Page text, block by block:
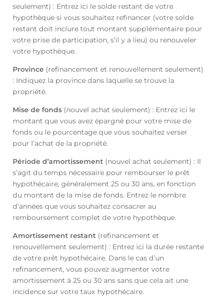
seulement) : Entrez ici le solde restant de votre
hypothèque si vous souhaitez refinancer (votre solde
restant doit inclure tout montant supplémentaire pour
votre prise de participation, s’il y a lieu) ou renouveler
votre hypothèque.
Province (refinancement et renouvellement seulement)
: Indiquez la province dans laquelle se trouve la
propriété.
Mise de fonds(nouvel achat seulement) : Entrez ici le
montant que vous avez épargné pour votre mise de
fonds ou le pourcentage que vous souhaitez verser
pour l’achat de la propriété.
Période d’amortissement(nouvel achat seulement) : Il
s’agit du temps nécessaire pour rembourser le prêt
hypothécaire, généralement 25 ou 30 ans, en fonction
du montant de la mise de fonds. Entrez le nombre
d’années que vous souhaitez consacrer au
remboursement complet de votre hypothèque.
Amortissement restant(refinancement et
renouvellement seulement) : Entrez ici la durée restante
de votre prêt hypothécaire. Dans le cas d’un
refinancement, vous pouvez augmenter votre
amortissement à 25 ou 30 ans sans que cela ait une
incidence sur votre taux hypothécaire.